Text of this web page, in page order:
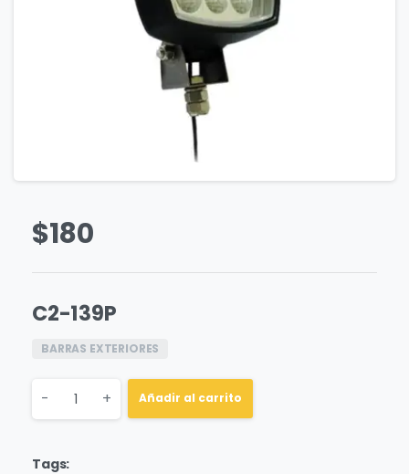
$180
C2-139P
BARRAS EXTERIORES
Quantity
- + Añadir al carrito
Tags: